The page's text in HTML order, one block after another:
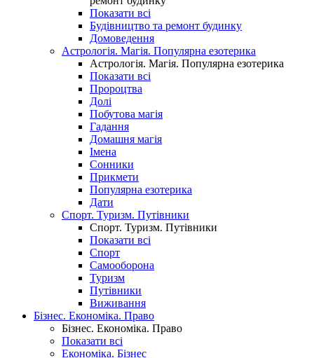
Показати всі
Будівництво та ремонт будинку
Домоведення
Астрологія. Магія. Популярна езотерика
Астрологія. Магія. Популярна езотерика
Показати всі
Пророцтва
Долі
Побутова магія
Гадання
Домашня магія
Імена
Сонники
Прикмети
Популярна езотерика
Дати
Спорт. Туризм. Путівники
Спорт. Туризм. Путівники
Показати всі
Спорт
Самооборона
Туризм
Путівники
Виживання
Бізнес. Економіка. Право
Бізнес. Економіка. Право
Показати всі
Економіка. Бізнес